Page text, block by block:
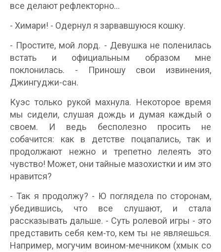
все делают рефлекторно...
- Химари! - Одернул я зарвавшуюся кошку.
- Простите, мой лорд. - Девушка не поленилась
встать и официальным образом мне
поклонилась. - Приношу свои извинения,
Джингуджи-сан.
Куэс только рукой махнула. Некоторое время
мы сидели, слушая дождь и думая каждый о
своем. И ведь бесполезно просить не
собачится: как в детстве поцапались, так и
продолжают нежно и трепетно лелеять это
чувство! Может, они тайные мазохистки и им это
нравится?
- Так я продолжу? - Ю поглядела по сторонам,
убедившись, что все слушают, и стала
рассказывать дальше. - Суть ролевой игры - это
представить себя кем-то, кем ты не являешься.
Например, могучим воином-мечником (хмык со